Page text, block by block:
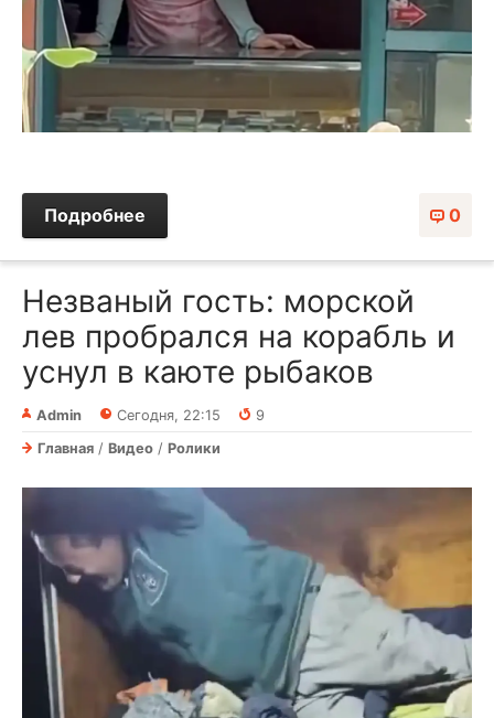
0
Подробнее
Незваный гость: морской
лев пробрался на корабль и
уснул в каюте рыбаков
Admin Сегодня, 22:15
9
Главная / Видео / Ролики